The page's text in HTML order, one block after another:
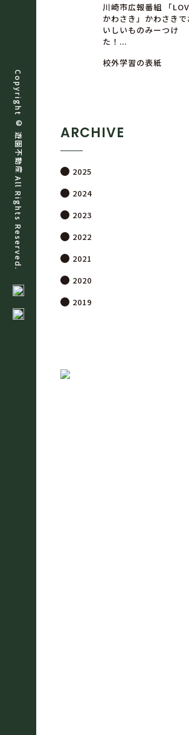
川崎市広報番組 「
かわさき」かわさきで
いしいものみーつけ
た！...
校外学習の表紙
ARCHIVE
2025
2024
2023
2022
2021
2020
2019
Copyright ©
遊
園
不
動
産
All Rights Reserved.